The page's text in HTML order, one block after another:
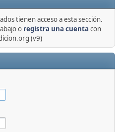
tienen acceso a esta sección.
o registra una cuenta con
(v9)